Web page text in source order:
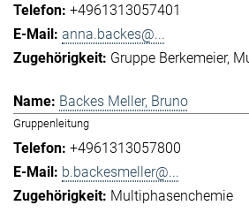
+4961313057401
anna.backes@...
Gruppe Berkemeier
Backes Meller, Bruno
Gruppenleitung
+4961313057800
b.backesmeller@...
Multiphasenchemie